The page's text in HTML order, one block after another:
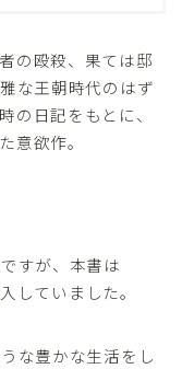
の殴殺、果ては邸
な王朝時代のはず
の日記をもとに、
意欲作。
すが、本書は
していました。
な豊かな生活をし